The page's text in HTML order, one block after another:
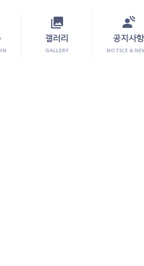
photo_library
갤러리
GALLERY
spatial_audio
공지사항
NOTICE &